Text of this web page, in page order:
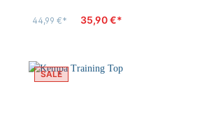
44,99 €* 35,90 €*
SALE